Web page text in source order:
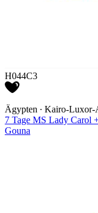
H044C3
Ägypten ∙ Kairo-Luxor-
7 Tage MS Lady Carol
Gouna